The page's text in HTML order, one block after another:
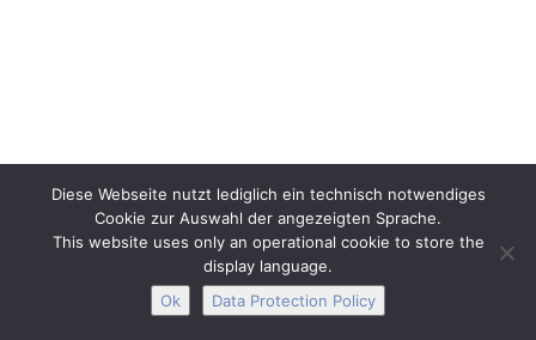
Diese Webseite nutzt lediglich ein technisch notwendiges
Cookie zur Auswahl der angezeigten Sprache.
This website uses only an operational cookie to store the
display language.
Ok
Data Protection Policy